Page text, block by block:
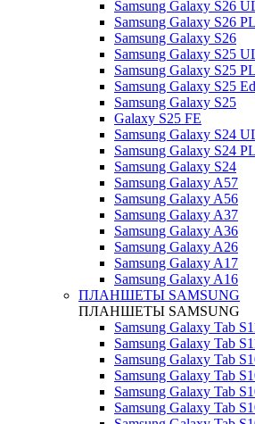
Samsung Galaxy S26
Samsung Galaxy S26
Samsung Galaxy S26
Samsung Galaxy S25
Samsung Galaxy S25
Samsung Galaxy S25
Samsung Galaxy S25
Galaxy S25 FE
Samsung Galaxy S24
Samsung Galaxy S24
Samsung Galaxy S24
Samsung Galaxy A57
Samsung Galaxy A56
Samsung Galaxy A37
Samsung Galaxy A36
Samsung Galaxy A26
Samsung Galaxy A17
Samsung Galaxy A16
ПЛАНШЕТЫ SAMSUNG
ПЛАНШЕТЫ SAMSUNG
Samsung Galaxy Tab
Samsung Galaxy Tab
Samsung Galaxy Tab
Samsung Galaxy Tab
Samsung Galaxy Tab
Samsung Galaxy Tab